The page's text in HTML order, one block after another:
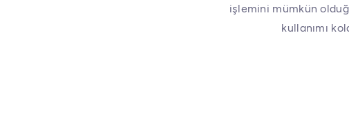
işlemini mümkün
kullanımı